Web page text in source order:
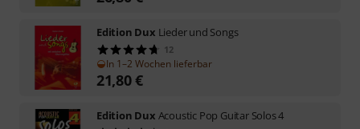
Edition Dux Lieder und Songs
12
In 1–2 Wochen lieferbar
21,80€
Edition Dux Acoustic Pop Guitar Solos 4